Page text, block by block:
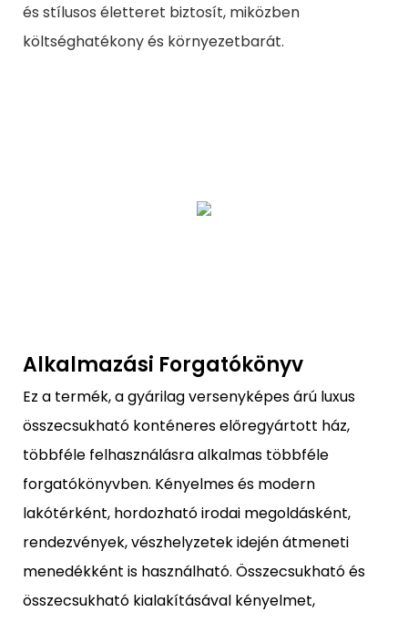
és stílusos életteret biztosít, miközben
költséghatékony és környezetbarát.
Alkalmazási Forgatókönyv
Ez a termék, a gyárilag versenyképes árú luxus
összecsukható konténeres előregyártott ház,
többféle felhasználásra alkalmas többféle
forgatókönyvben. Kényelmes és modern
lakótérként, hordozható irodai megoldásként,
rendezvények, vészhelyzetek idején átmeneti
menedékként is használható. Összecsukható és
összecsukható kialakításával kényelmet,